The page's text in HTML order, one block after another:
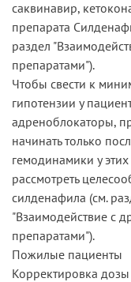
саквинавир,
препарата
раздел
препаратами").
Чтобы свести к
гипотензии у
адреноблокаторы,
начинать только
гемодинамики у
рассмотреть
силденафила (см.
"Взаимодействие с
препаратами").
Пожилые пациенты
Корректировка